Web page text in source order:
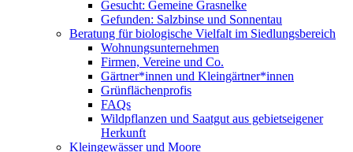
Gesucht: Gemeine Grasnelke
Gefunden: Salzbinse und Sonnentau
Beratung für biologische Vielfalt im Siedlungsbereich
Wohnungsunternehmen
Firmen, Vereine und Co.
Gärtner*innen und Kleingärtner*innen
Grünflächenprofis
FAQs
Wildpflanzen und Saatgut aus gebietseigener
Herkunft
Kleingewässer und Moore